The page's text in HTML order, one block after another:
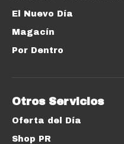
El Nuevo Día
Magacín
Por Dentro
Otros Servicios
Oferta del Día
Shop PR